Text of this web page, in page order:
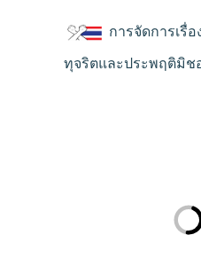
การจัดการเรื่อ
ทุจริตและประพฤติมิช